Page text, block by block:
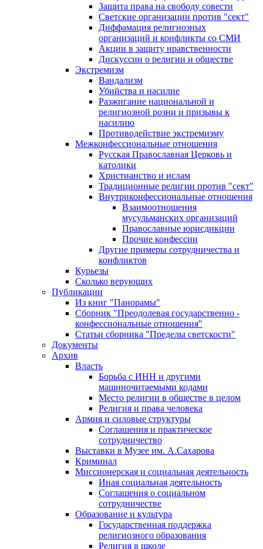
Защита права на свободу совести
Светские организации против "сект"
Диффамация религиозных
организаций и конфликты со СМИ
Акции в защиту нравственности
Дискуссии о религии и обществе
Экстремизм
Вандализм
Убийства и насилие
Разжигание национальной и
религиозной розни и призывы к
насилию
Противодействие экстремизму
Межконфессиональные отношения
Русская Православная Церковь и
католики
Христианство и ислам
Традиционные религии против "сект"
Внутриконфессиональные отношения
Взаимоотношения
мусульманских организаций
Православные юрисдикции
Прочие конфессии
Другие примеры сотрудничества и
конфликтов
Курьезы
Сколько верующих
Публикации
Из книг "Панорамы"
Сборник "Преодолевая государственно -
конфессиональные отношения"
Статьи сборника "Пределы светскости"
Документы
Архив
Власть
Борьба с ИНН и другими
машиночитаемыми кодами
Место религии в обществе в целом
Религия и права человека
Армия и силовые структуры
Соглашения и практическое
сотрудничество
Выставки в Музее им. А.Сахарова
Криминал
Миссионерская и социальная деятельность
Иная социальная деятельность
Соглашения о социальном
сотрудничестве
Образование и культура
Государственная поддержка
религиозного образования
Религия в школе